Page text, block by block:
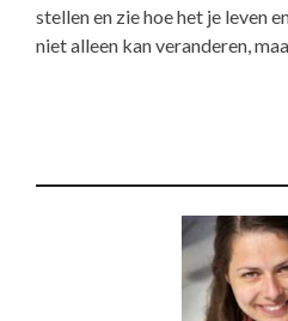
stellen en zie hoe het je leven
niet alleen kan veranderen,